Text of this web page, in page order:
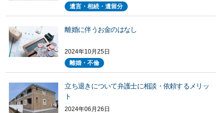
遺言・相続・遺留分
離婚に伴うお金のはなし
2024年10月25日
離婚・不倫
立ち退きについて弁護士に相談・依頼するメリッ
ト
2024年06月26日